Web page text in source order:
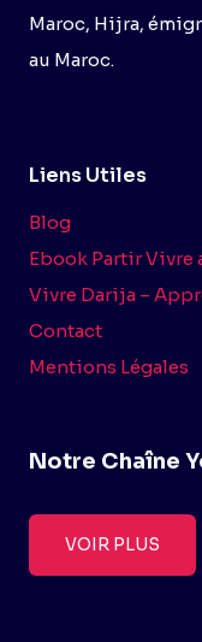
Maroc, Hijra,
au Maroc.
Liens Utiles
Blog
Ebook Partir Vivre
Vivre Darija –
Contact
Mentions Légales
Notre Chaîne
VOIR PLUS